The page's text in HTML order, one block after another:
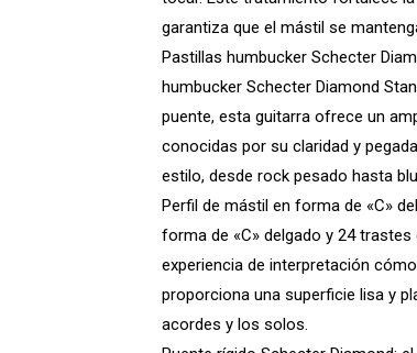
garantiza que el mástil se
Pastillas humbucker Schecter
humbucker Schecter Diamond
puente, esta guitarra ofrece un
conocidas por su claridad y
estilo, desde rock pesado hasta
Perfil de mástil en forma de «C»
forma de «C» delgado y 24
experiencia de interpretación
proporciona una superficie lisa y
acordes y los solos.